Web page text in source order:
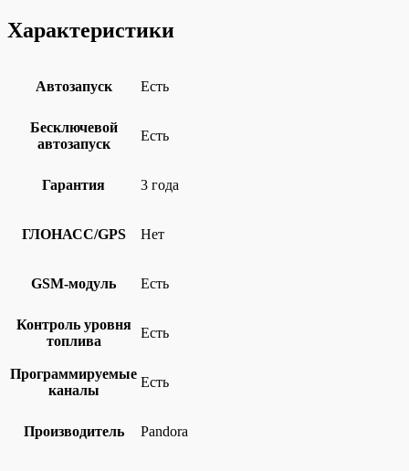
Характеристики
Автозапуск Есть
Бесключевой
автозапуск
Есть
Гарантия 3 года
ГЛОНАСС/GPS Нет
GSM-модуль Есть
Контроль уровня
топлива
Есть
Программируемые
каналы
Есть
Производитель Pandora